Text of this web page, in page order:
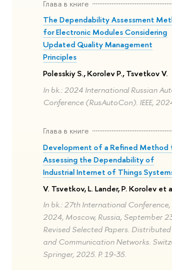
Глава в книге
The Dependability Assessment
for Electronic Modules Considering
Updated Quality Management
Principles
Polesskiy S., Korolev P., Tsvetkov V.
In bk.: 2024 International Russian
Conference (RusAutoCon). IEEE,
Глава в книге
Development of a Refined Method
Assessing the Dependability of
Industrial Internet of Things
V. Tsvetkov, L. Lander, P. Korolev et
In bk.: 27th International
2024, Moscow, Russia, September
Revised Selected Papers.
and Communication Networks.
Springer, 2025. P. 19-35.